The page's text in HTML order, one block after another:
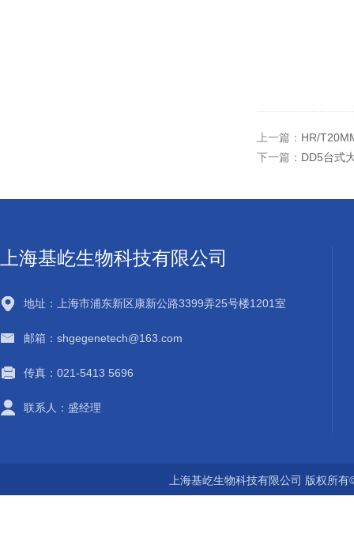
上一篇： HR/
下一篇： DD5台式
上海基屹生物科技有限公司
地址：上海市浦东新区康新公路3399弄25号楼1201室
邮箱：shgegenetech@163.com
传真：021-5413 5696
联系人：盛经理
上海基屹生物科技有限公司 版权所